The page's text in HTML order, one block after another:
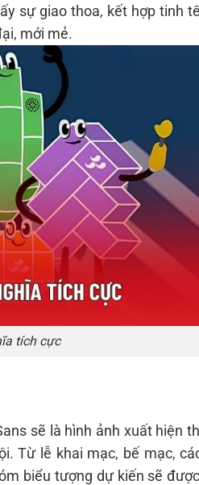
sự giao thoa, kết hợp tinh
mới mẻ.
tích cực
sẽ là hình ảnh xuất hiện
Từ lễ khai mạc, bế mạc,
biểu tượng dự kiến sẽ